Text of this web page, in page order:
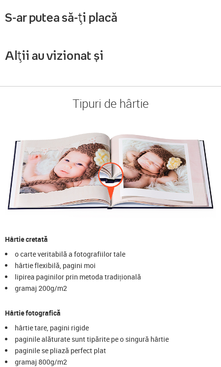
S-ar putea să-ți placă
Alții au vizionat și
Tipuri de hârtie
Hârtie cretată
o carte veritabilă a fotografiilor tale
hârtie flexibilă, pagini moi
lipirea paginilor prin metoda tradițională
gramaj 200g/m2
Hârtie fotografică
hârtie tare, pagini rigide
paginile alăturate sunt tipărite pe o singură hârtie
paginile se pliază perfect plat
gramaj 800g/m2